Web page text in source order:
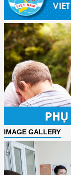
IMAGE GALLERY